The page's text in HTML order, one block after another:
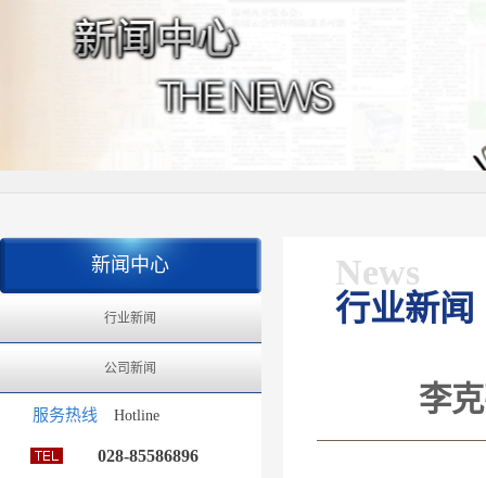
新闻中心
行业新闻
公司新闻
服务热线 Hotline
028-85586896
News
行业新闻
李